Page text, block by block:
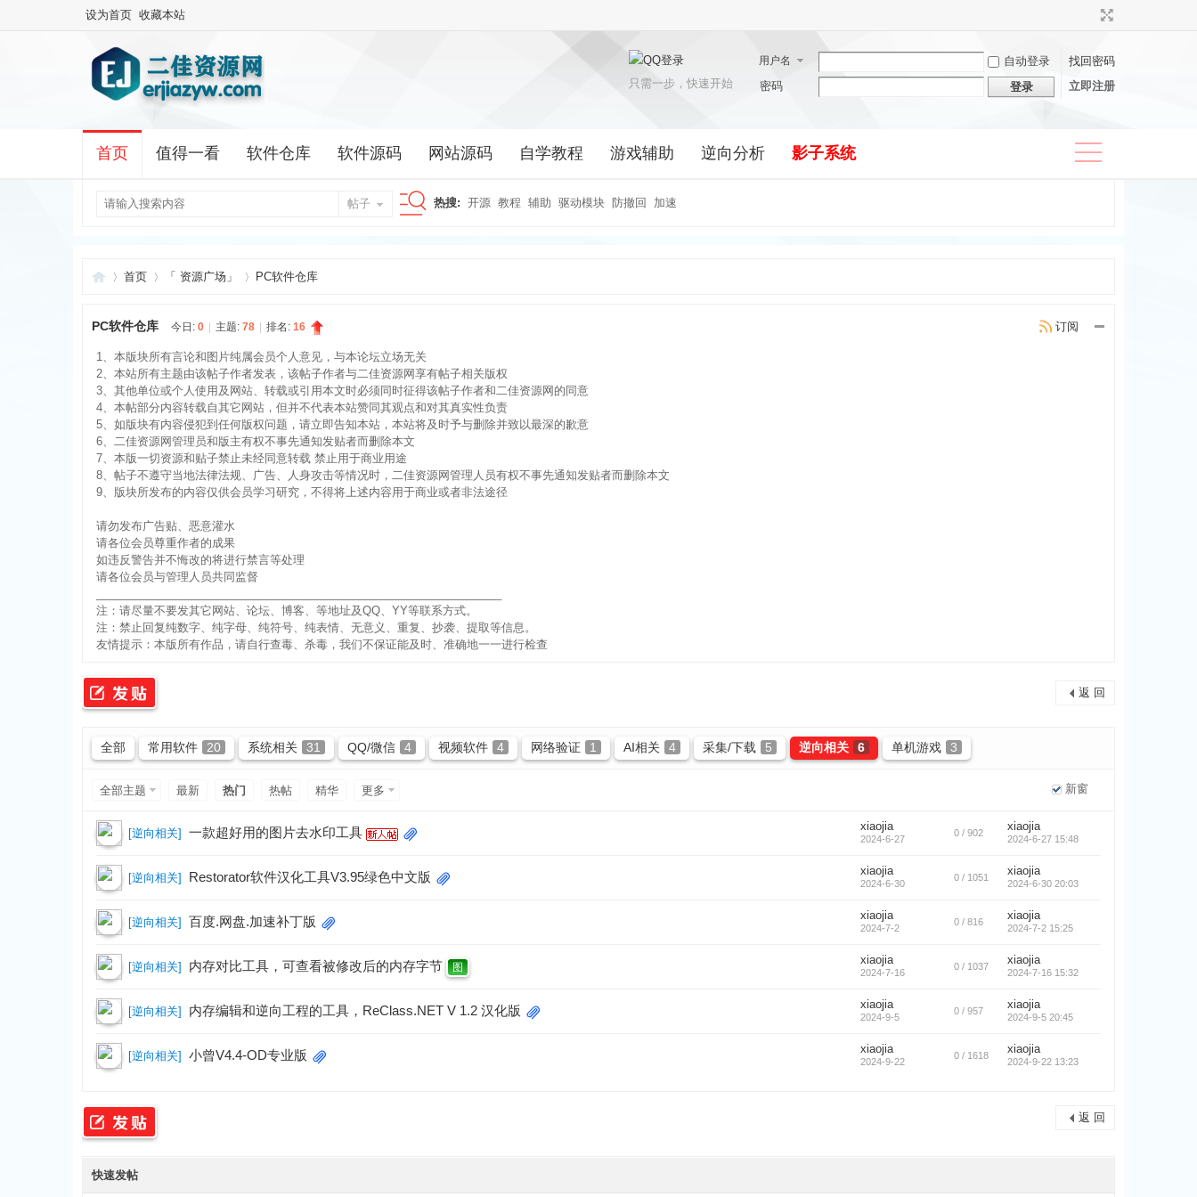
设为首页 收藏本站
用户名 自动登录
找回密码
密码
登录 立即注册
只需一步，快速开始
首页 值得一看 软件仓库 软件源码 网站源码 自学教程 游戏辅助 逆向分析 影子系统
帖子 热搜: 开源 教程 辅助 驱动模块 防撤回 加速
二
佳
资
源
网
首页 「 资源广场」
›
PC软件仓库
订阅
PC软件仓库 今日: 0 主题: 78 排名: 16
1、本版块所有言论和图片纯属会员个人意见，与本论坛立场无关
2、本站所有主题由该帖子作者发表，该帖子作者与二佳资源网享有帖子相关版权
3、其他单位或个人使用及网站、转载或引用本文时必须同时征得该帖子作者和二佳资源网的同意
4、本帖部分内容转载自其它网站，但并不代表本站赞同其观点和对其真实性负责
5、如版块有内容侵犯到任何版权问题，请立即告知本站，本站将及时予与删除并致以最深的歉意
6、二佳资源网管理员和版主有权不事先通知发贴者而删除本文
7、本版一切资源和贴子禁止未经同意转载 禁止用于商业用途
8、帖子不遵守当地法律法规、广告、人身攻击等情况时，二佳资源网管理人员有权不事先通知发贴者而删除本文
9、版块所发布的内容仅供会员学习研究，不得将上述内容用于商业或者非法途径
请勿发布广告贴、恶意灌水
请各位会员尊重作者的成果
如违反警告并不悔改的将进行禁言等处理
请各位会员与管理人员共同监督
注：请尽量不要发其它网站、论坛、博客、等地址及QQ、YY等联系方式。
注：禁止回复纯数字、纯字母、纯符号、纯表情、无意义、重复、抄袭、提取等信息。
友情提示：本版所有作品，请自行查毒、杀毒，我们不保证能及时、准确地一一进行检查
返 回
全部 常用软件 20 系统相关 31 QQ/微信 4 视频软件 4 网络验证 1 AI相关 4 采集/下载 5 逆向相关 6 单机游戏 3
新窗
全部主题 最新 热门 热帖 精华 更多
[逆向相关] 一款超好用的图片去水印工具 xiaojia
2024-6-27
0 / 902 xiaojia
2024-6-27 15:48
[逆向相关] Restorator软件汉化工具V3.95绿色中文版 xiaojia
2024-6-30
0 / 1051 xiaojia
2024-6-30 20:03
[逆向相关] 百度.网盘.加速补丁版 xiaojia
2024-7-2
0 / 816 xiaojia
2024-7-2 15:25
[逆向相关] 内存对比工具，可查看被修改后的内存字节 图
xiaojia
2024-7-16
0 / 1037 xiaojia
2024-7-16 15:32
[逆向相关] 内存编辑和逆向工程的工具，ReClass.NET V 1.2 汉化版 xiaojia
2024-9-5
0 / 957 xiaojia
2024-9-5 20:45
[逆向相关] 小曾V4.4-OD专业版 xiaojia
2024-9-22
0 / 1618 xiaojia
2024-9-22 13:23
返 回
快速发帖